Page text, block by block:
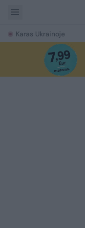
Karas Ukrainoje